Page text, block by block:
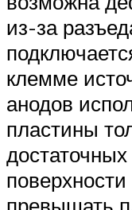
из-за
клемме
анодов
пластины